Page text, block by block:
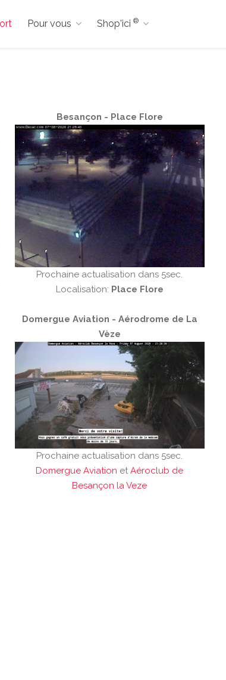
Pour vous Shop'ici®
Besançon - Place Flore
Prochaine actualisation dans 4sec.
Localisation: Place Flore
Domergue Aviation - Aérodrome de La
Vèze
Prochaine actualisation dans 4sec.
Domergue Aviation etAéroclub de
Besançon la Veze